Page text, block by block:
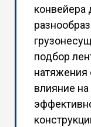
конвейера
подбор
натяжения
влияние на